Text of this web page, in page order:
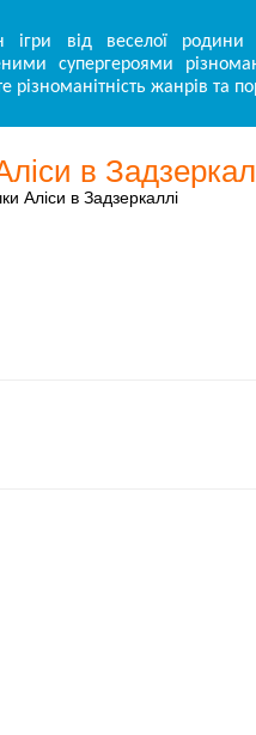
ігри від веселої родини
супергероями
різноманітність жанрів та
в
Аліси в Задзеркаллі